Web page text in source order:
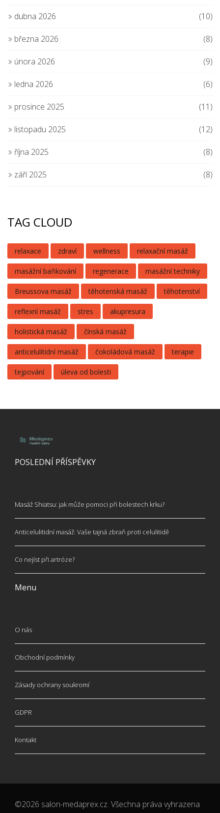
dubna 2026 (10)
března 2026 (8)
února 2026 (9)
ledna 2026 (6)
prosince 2025 (11)
listopadu 2025 (12)
října 2025 (8)
září 2025 (8)
TAG CLOUD
relaxace zdraví wellness relaxační masáž
masážní baňkování regenerace masážní techniky
Breussova masáž těhotenská masáž těhotenství
reflexní masáž stres akupresura
holistická masáž čínská masáž
anticelulitidní masáž čokoládová masáž terapie
tejpování úleva od bolesti
POSLEDNÍ PŘÍSPĚVKY
Masáž Shiatsu: jak může pomoci při bolestech krku?
Anticelulitidní masáž: Vaše tajná zbraň proti celulitidě
Co nejíst při artróze?
Menu
O nás
Obchodní podmínky
Zásady ochrany soukromí
GDPR
Kontakt
©2026 salon-medaprex.cz. Všechna práva vyhrazena